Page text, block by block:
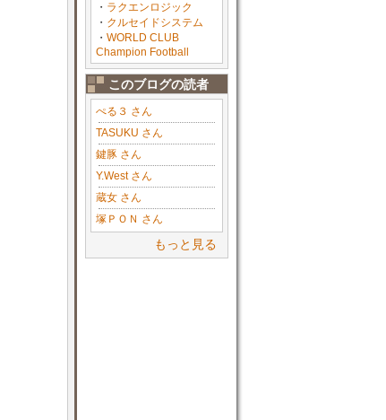
・ ラクエンロジック
・ クルセイドシステム
・ WORLD CLUB
Champion Football
このブログの読者
ぺる３ さん
TASUKU さん
鍵豚 さん
Y.West さん
蔵女 さん
塚ＰＯＮ さん
もっと見る